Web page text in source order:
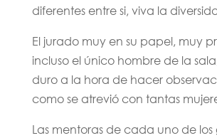
diferentes entre si, viva la
El jurado muy en su papel, muy
incluso el único hombre de la
duro a la hora de hacer
como se atrevió con tantas
Las mentoras de cada uno de